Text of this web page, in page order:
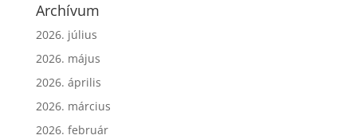
Archívum
2026. július
2026. május
2026. április
2026. március
2026. február